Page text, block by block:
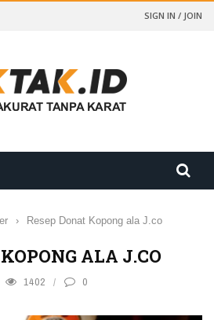
SIGN IN / JOIN
› Resep Donat Kopong ala J.co
ALA J.CO
1402 0